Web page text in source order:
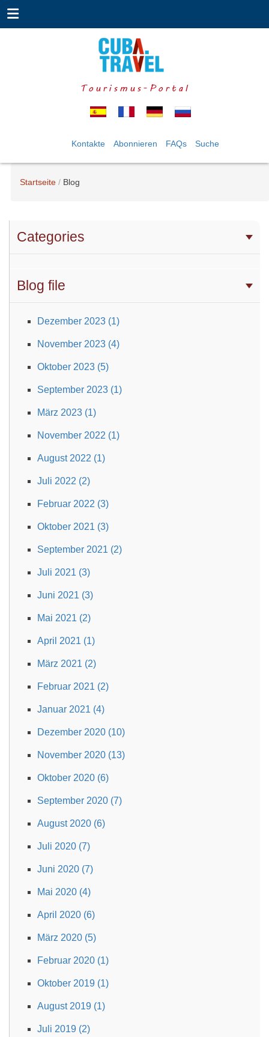
Tourismus-Portal
Kontakte Abonnieren FAQs Suche
Startseite Blog
Categories
Blog file
Dezember 2023 (1)
November 2023 (4)
Oktober 2023 (5)
September 2023 (1)
März 2023 (1)
November 2022 (1)
August 2022 (1)
Juli 2022 (2)
Februar 2022 (3)
Oktober 2021 (3)
September 2021 (2)
Juli 2021 (3)
Juni 2021 (3)
Mai 2021 (2)
April 2021 (1)
März 2021 (2)
Februar 2021 (2)
Januar 2021 (4)
Dezember 2020 (10)
November 2020 (13)
Oktober 2020 (6)
September 2020 (7)
August 2020 (6)
Juli 2020 (7)
Juni 2020 (7)
Mai 2020 (4)
April 2020 (6)
März 2020 (5)
Februar 2020 (1)
Oktober 2019 (1)
August 2019 (1)
Juli 2019 (2)